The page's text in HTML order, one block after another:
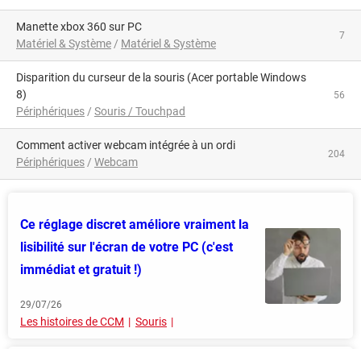
manette xbox 360 sur PC
Matériel & Système / Matériel & Système
7
Disparition du curseur de la souris (Acer portable Windows
8)
Périphériques / Souris / Touchpad
56
Comment activer webcam intégrée à un ordi
Périphériques / Webcam
204
Ce réglage discret améliore vraiment la
lisibilité sur l'écran de votre PC (c'est
immédiat et gratuit !)
29/07/26
Les histoires de CCM Souris